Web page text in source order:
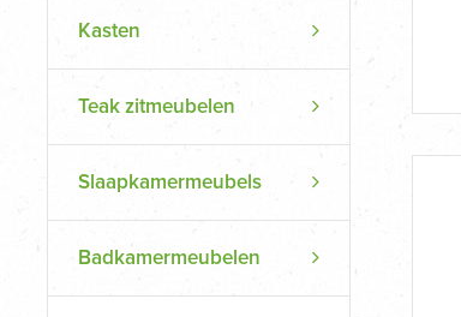
Kasten
Teak zitmeubelen
Slaapkamermeubels
Badkamermeubelen